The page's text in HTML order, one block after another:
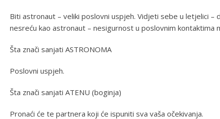
Biti astronaut – veliki poslovni uspjeh. Vidjeti sebe u letjelici
nesreću kao astronaut – nesigurnost u poslovnim kontaktima
Šta znači sanjati ASTRONOMA
Poslovni uspjeh.
Šta znači sanjati ATENU (boginja)
Pronaći će te partnera koji će ispuniti sva vaša očekivanja.